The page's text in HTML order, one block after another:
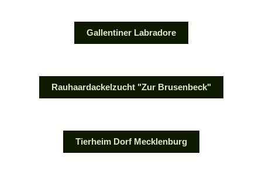
Gallentiner Labradore
Rauhaardackelzucht "Zur Brusenbeck"
Tierheim Dorf Mecklenburg